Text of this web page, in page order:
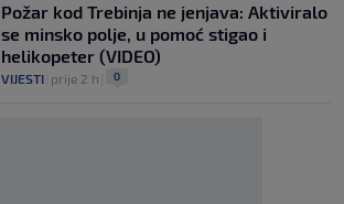
Požar kod Trebinja ne jenjava: Aktiviralo
se minsko polje, u pomoć stigao i
helikopeter (VIDEO)
VIJESTI prije 2 h 0